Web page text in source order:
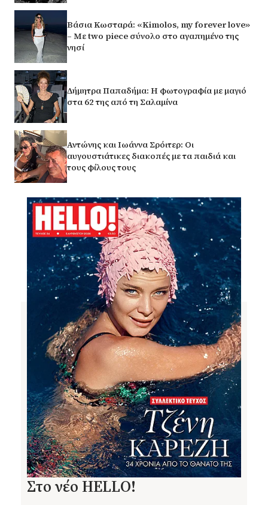
Βάσια Κωσταρά: «Kimolos, my forever love»
– Με two piece σύνολο στο αγαπημένο της
νησί
Δήμητρα Παπαδήμα: Η φωτογραφία με μαγιό
στα 62 της από τη Σαλαμίνα
Αντώνης και Ιωάννα Σρόιτερ: Οι
αυγουστιάτικες διακοπές με τα παιδιά και
τους φίλους τους
Στο νέο HELLO!